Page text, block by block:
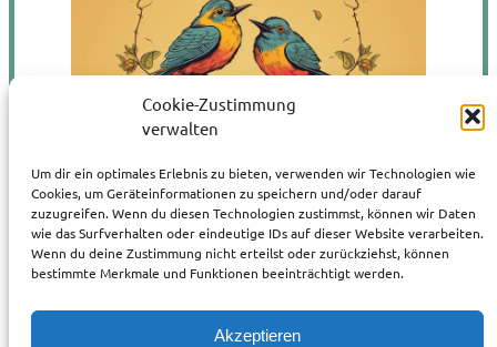
Cookie-Zustimmung
verwalten
Um dir ein optimales Erlebnis zu bieten, verwenden wir Technologien wie
Cookies, um Geräteinformationen zu speichern und/oder darauf
zuzugreifen. Wenn du diesen Technologien zustimmst, können wir Daten
wie das Surfverhalten oder eindeutige IDs auf dieser Website verarbeiten.
Wenn du deine Zustimmung nicht erteilst oder zurückziehst, können
bestimmte Merkmale und Funktionen beeinträchtigt werden.
Akzeptieren
Fichtenkreuzschrauber